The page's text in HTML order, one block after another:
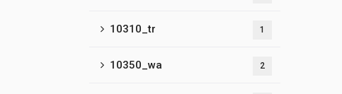
10310_tr 1
10350_wa 2